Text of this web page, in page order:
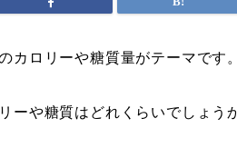
カロリーや糖質量がテーマです。
ーや糖質はどれくらいでしょう